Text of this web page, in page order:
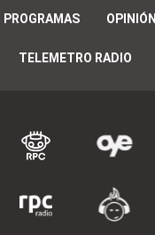
PROGRAMAS OPINIÓN
TELEMETRO RADIO